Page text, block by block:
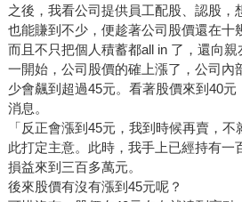
之後，我看公司提供員工配股、認股，
也能賺到不少，便趁著公司股價還在十
而且不只把個人積蓄都all in 了，還向親
一開始，公司股價的確上漲了，公司內
少會飆到超過45元。看著股價來到40
消息。
「反正會漲到45元，我到時候再賣，
此打定主意。此時，我手上已經持有一
損益來到三百多萬元。
後來股價有沒有漲到45元呢？